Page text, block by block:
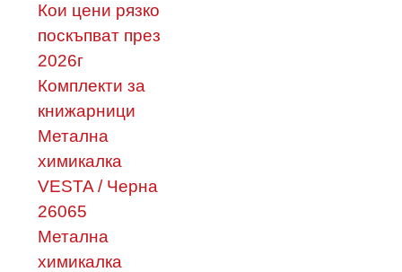
Кои цени рязко
поскъпват през
2026г
Комплекти за
книжарници
Метална
химикалка
VESTA / Черна
26065
Метална
химикалка